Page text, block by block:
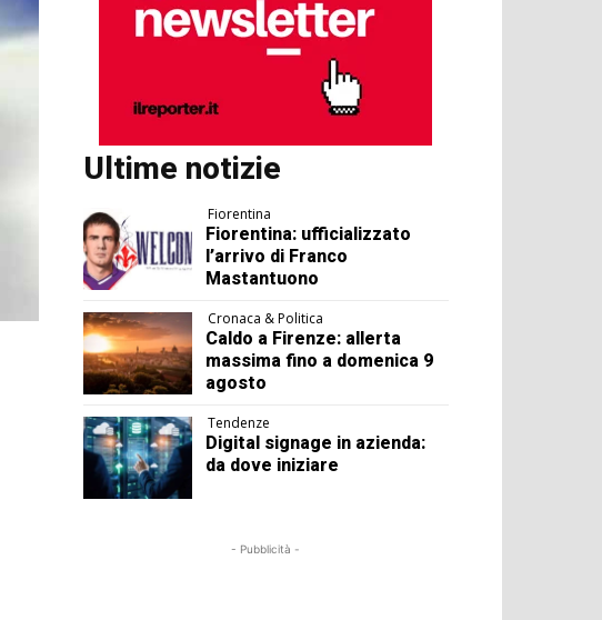
Ultime notizie
Fiorentina
Fiorentina: ufficializzato
l’arrivo di Franco
Mastantuono
Cronaca & Politica
Caldo a Firenze: allerta
massima fino a domenica 9
agosto
Tendenze
Digital signage in azienda:
da dove iniziare
- Pubblicità -